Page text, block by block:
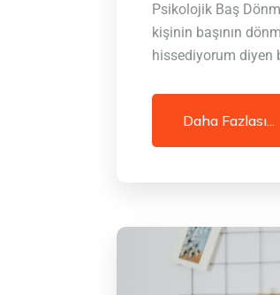
Psikolojik Baş
kişinin başının
hissediyorum diyen
Daha Fazlası...